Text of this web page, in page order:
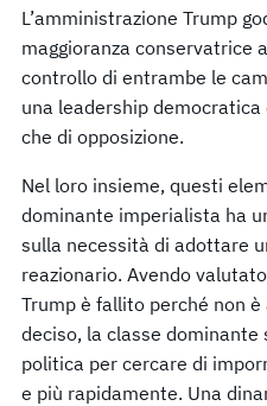
L’amministrazione Trump
maggioranza conservatrice
controllo di entrambe le
una leadership
che di opposizione.
Nel loro insieme, questi
dominante imperialista ha
sulla necessità di adottare
reazionario. Avendo
Trump è fallito perché non
deciso, la classe dominante
politica per cercare di
e più rapidamente. Una